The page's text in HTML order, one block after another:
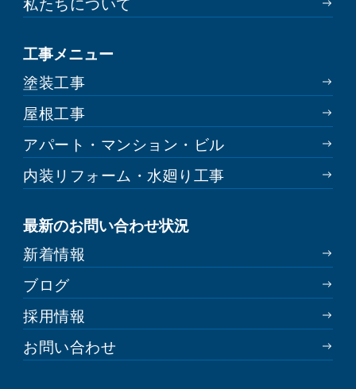
私たちについて
工事メニュー
塗装工事
屋根工事
アパート・マンション・ビル
内装リフォーム・水廻り工事
最新のお問い合わせ状況
新着情報
ブログ
採用情報
お問い合わせ